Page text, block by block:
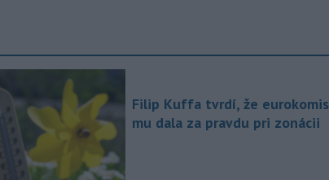
Filip Kuffa tvrdí, že
mu dala za pravdu pri zonácii